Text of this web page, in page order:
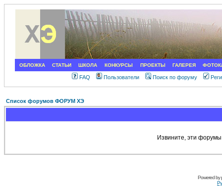
ОБЛОЖКА СТАТЬИ ШКОЛА КОНКУРСЫ ПРОЕКТЫ ГАЛЕРЕЯ
FAQ Пользователи Поиск по форуму
Список форумов ФОРУМ ХЭ
Извините, эти
Powered by